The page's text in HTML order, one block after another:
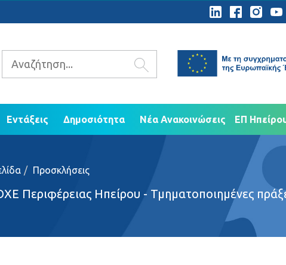
Δημοσιότητα
Νέα
Εντάξεις Δημοσιότητα Νέα Ανακοινώσεις ΕΠ
Προσκλήσεις
Περιφέρειας Ηπείρου - Τμηματοποιημένες